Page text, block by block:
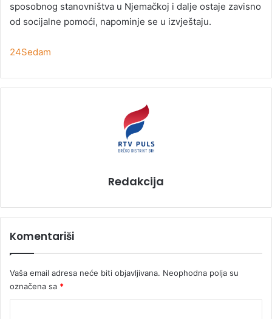
sposobnog stanovništva u Njemačkoj i dalje ostaje zavisno
od socijalne pomoći, napominje se u izvještaju.
24Sedam
Redakcija
Komentariši
Vaša email adresa neće biti objavljivana. Neophodna polja su
označena sa *